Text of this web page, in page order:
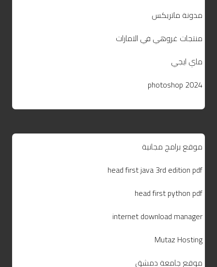
مدونة ماتريكس
منتجات غروهي في الامارات
ماي ايجي
photoshop 2024
موقع برامج مجانية
head first java 3rd edition pdf
head first python pdf
internet download manager
Mutaz Hosting
موقع جامعة دمشق